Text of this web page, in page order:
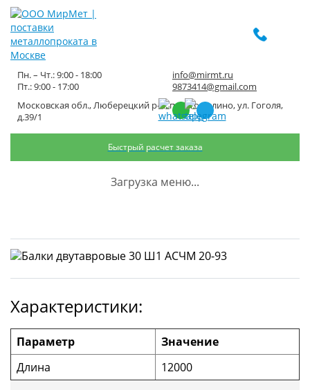
Московская обл., Люберецкий р-н, пос. Томилино, ул. Гоголя,
д.39/1
Пн. – Чт.: 9:00 - 18:00
Пт.: 9:00 - 17:00
info@mirmt.ru
9873414@gmail.com
Быстрый расчет заказа
Загрузка меню...
Балки двутавровые 30 Ш1 АСЧМ
20-93
Характеристики:
Параметр
Значение
Длина
12000